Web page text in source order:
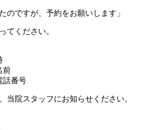
のですが、予約をお願いします」
てください。
前
話番号
当院スタッフにお知らせください。